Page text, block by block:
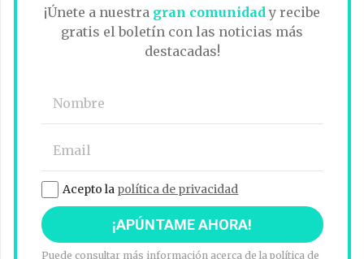
¡Únete a nuestra gran comunidad y recibe
gratis el boletín con las noticias más
destacadas!
Acepto la política de privacidad
Puede consultar más información acerca de la política de